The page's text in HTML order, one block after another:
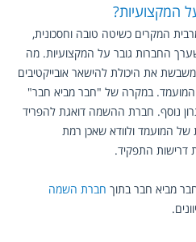
המקצועיות?
המקרים כשיטה טובה וחסכונית,
החברות גובר על המקצועיות. מה
את היכולת להישאר אובייקטיבים
המועמד. במקרה של "חבר מביא חבר"
נוסף. חברת ההשמה דואגת להפריד
של המועמד ולוודא שאכן רמת
דרישות התפקיד.
מביא חבר בתוך חברת השמה